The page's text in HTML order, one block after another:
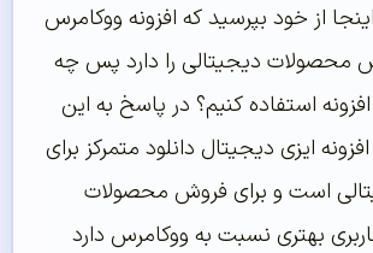
از خود بپرسید که افزونه ووکامرس
محصولات دیجیتالی را دارد پس چه
استفاده کنیم؟ در پاسخ به این
ایزی دیجیتال دانلود متمرکز برای
است و برای فروش محصولات
بهتری نسبت به ووکامرس دارد